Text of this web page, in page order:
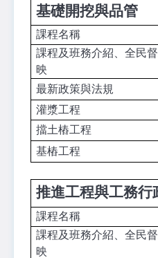
基礎開挖與品管
課程名稱
課程及班務介紹、全民
映
最新政策與法規
灌漿工程
擋土樁工程
基樁工程
推進工程與工務行
課程名稱
課程及班務介紹、全民
映